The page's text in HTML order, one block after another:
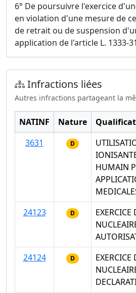
6° De poursuivre l'exercice
en violation d'une mesure de
de retrait ou de suspension
application de l'article L. 1333-
Infractions liées
Autres infractions partageant la
NATINF Nature
3631
D
HUMAIN
24123
D
24124
D